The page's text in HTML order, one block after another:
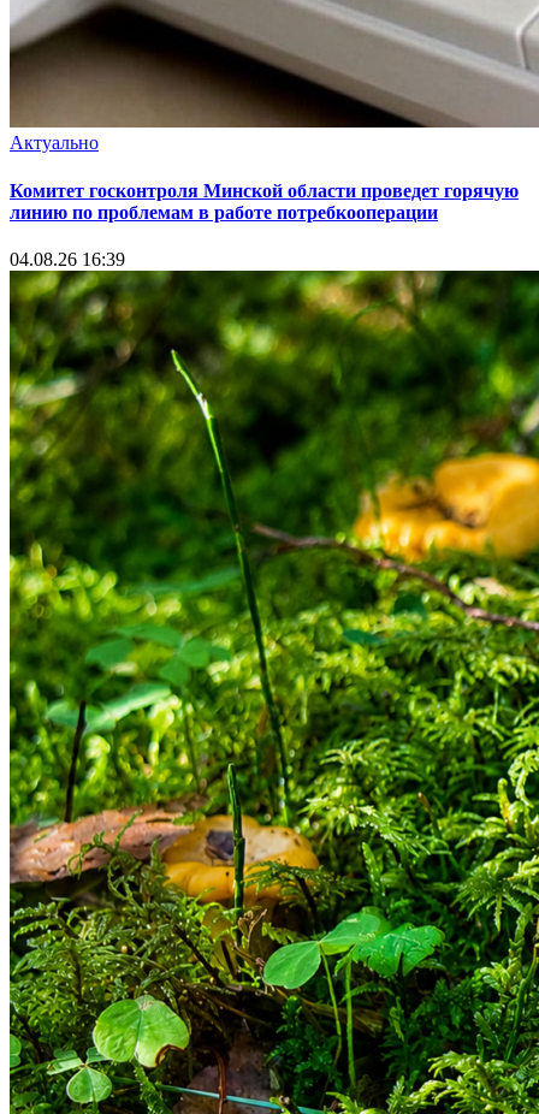
Актуально
Комитет госконтроля Минской области проведет горячую
линию по проблемам в работе потребкооперации
04.08.26 16:39